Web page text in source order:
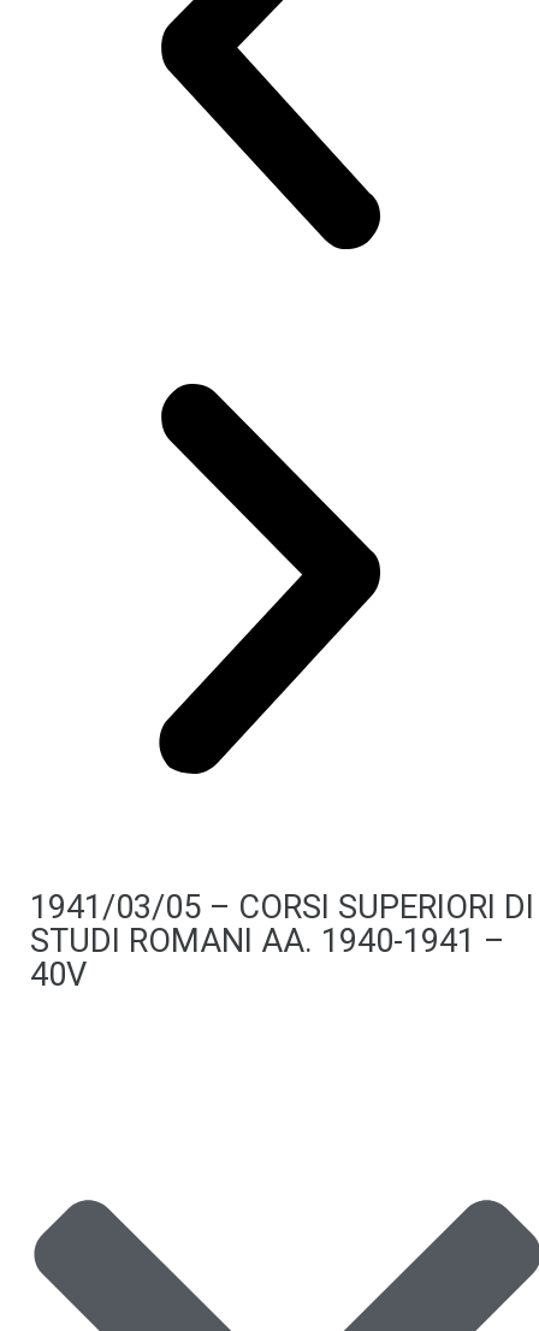
1941/03/05 – CORSI SUPERIORI DI
STUDI ROMANI AA. 1940-1941 –
40V